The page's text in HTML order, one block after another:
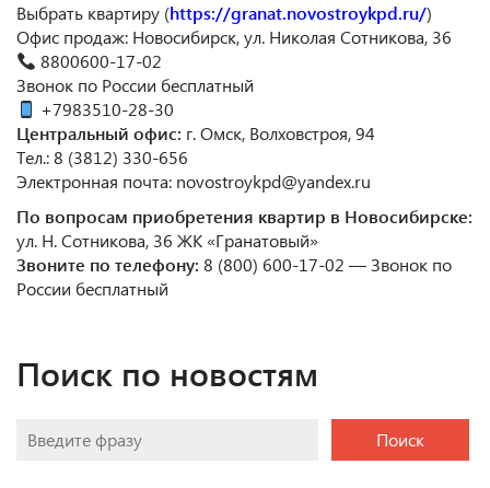
Выбрать квартиру (https://granat.novostroykpd.ru/)
Офис продаж: Новосибирск, ул. Николая Сотникова, 36
8800600-17-02
Звонок по России бесплатный
+7983510-28-30
Центральный офис: г. Омск, Волховстроя, 94
Тел.: 8 (3812) 330-656
Электронная почта: novostroykpd@yandex.ru
По вопросам приобретения квартир в Новосибирске:
ул. Н. Сотникова, 36 ЖК «Гранатовый»
Звоните по телефону: 8 (800) 600-17-02 — Звонок по
России бесплатный
Поиск по новостям
Поиск